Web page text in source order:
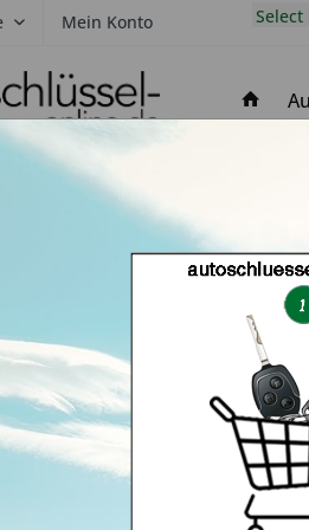
Mein Konto Select
hohe Kundenzufriedenheit
GmbH
AutoAufsperrer
Alfa Romeo MiTo